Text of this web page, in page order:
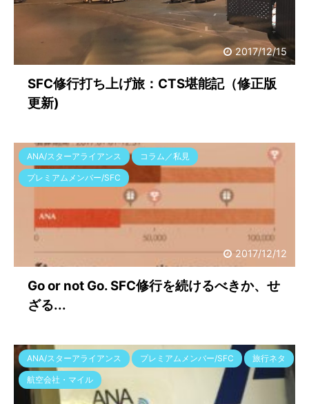
2017/12/15
SFC修行打ち上げ旅：CTS堪能記（修正版
更新)
2017/12/12
ANA/スターアライアンス コラム／私見
プレミアムメンバー/SFC
Go or not Go. SFC修行を続けるべきか、せ
ざる...
ANA/スターアライアンス プレミアムメンバー/SFC 旅行ネタ
航空会社・マイル